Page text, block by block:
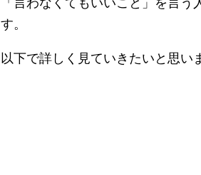
す。
以下で詳しく見ていきたいと思い